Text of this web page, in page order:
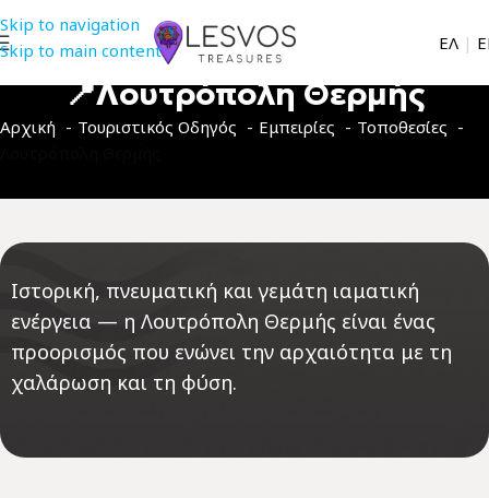
Skip to navigation
Skip to main content
EΛ |
📍Λουτρόπολη Θερμής
Αρχική Τουριστικός Οδηγός Εμπειρίες
Τοποθεσίες
Ιστορική, πνευματική και γεμάτη ιαματική
ενέργεια — η Λουτρόπολη Θερμής είναι ένας
προορισμός που ενώνει την αρχαιότητα με τη
χαλάρωση και τη φύση.